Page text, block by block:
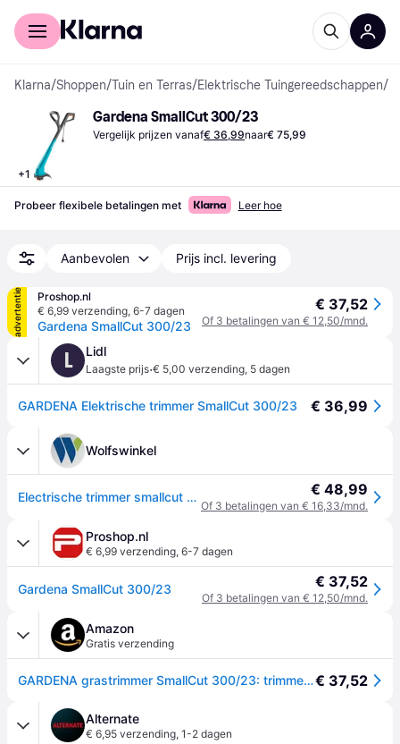
Voor shoppers
Klarna/Shoppen/Tuin en Terras/Elektrische Tuingereedschappen/
+1
Gardena SmallCut 300/23
Vergelijk prijzen vanaf€ 36,99naar€ 75,99
Probeer flexibele betalingen met Leer hoe
Aanbevolen Prijs incl. levering
advertentie
Proshop.nl
€ 6,99 verzending, 6-7 dagen
Gardena SmallCut 300/23
€ 37,52
Of 3 betalingen van € 12,50/mnd.
L Lidl
Laagste prijs·€ 5,00 verzending, 5 dagen
GARDENA Elektrische trimmer SmallCut 300/23 € 36,99
Wolfswinkel
Electrische trimmer smallcut 300/23 € 48,99
Of 3 betalingen van € 16,33/mnd.
Proshop.nl
€ 6,99 verzending, 6-7 dagen
Gardena SmallCut 300/23 € 37,52
Of 3 betalingen van € 12,50/mnd.
Amazon
Gratis verzending
GARDENA grastrimmer SmallCut 300/23: trimmer met laag gewicht en lange handgreep aan de voorzijde voor een prettige bediening, met maaibreedte van 230 mm en draadtoevoer via tipmechanisme (9805-20).€ 37,52
Alternate
€ 6,95 verzending, 1-2 dagen